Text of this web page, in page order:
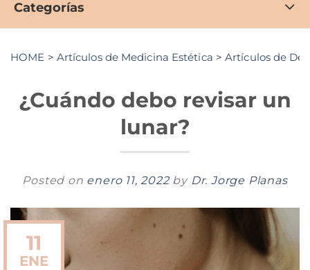
Categorías
HOME > Artículos de Medicina Estética >Artículos de
¿Cuándo debo revisar un
lunar?
Posted on enero 11, 2022 by Dr. Jorge Planas
11
ENE